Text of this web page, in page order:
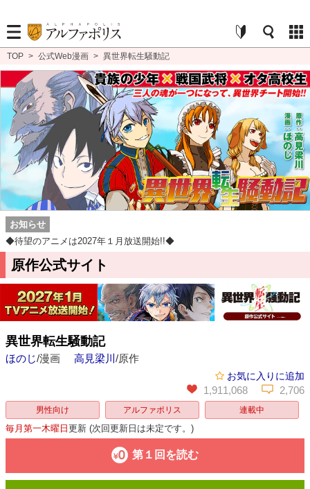
TOP > 公式Web漫画 > 異世界転生騒動記
お知らせ
◆待望のアニメは2027年１月放送開始!!◆
原作公式サイト
異世界転生騒動記
ほのじ/漫画 高見梁川 /原作
お気に入りに追加
1,911,068 2,706
男性向け アルファポリス 連載中
毎月第一木曜日更新 (次回更新日は未定です。)
第１回を読む